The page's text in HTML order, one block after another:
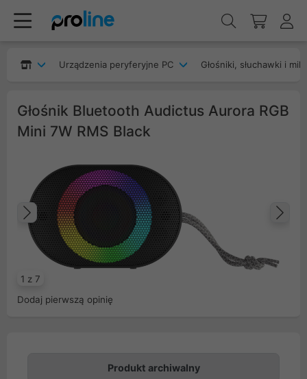
Urządzenia peryferyjne PC Głośniki, słuchawki i
Głośnik Bluetooth Audictus Aurora RGB
Mini 7W RMS Black
1 z 7
Poprzedni
Dodaj pierwszą opinię
Produkt archiwalny